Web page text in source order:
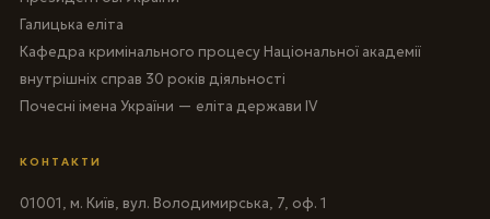
Галицька еліта
Кафедра кримінального процесу Національної академії
внутрішніх справ 30 років діяльності
Почесні імена України — еліта держави IV
КОНТАКТИ
01001, м. Київ, вул. Володимирська, 7, оф. 1